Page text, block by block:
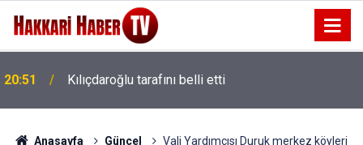
20:51 Kılıçdaroğlu tarafını belli etti
20:48 Barışın temeli seçim hesabı değildir
Anasayfa Güncel
Vali Yardımcısı Duruk merkez köyleri